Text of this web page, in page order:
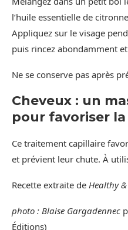
l’huile essentielle de
Appliquez sur le visage
puis rincez abondamment
Ne se conserve pas après
Cheveux : un
pour favoriser
Ce traitement capillaire
et prévient leur chute. À
Recette extraite de Healthy
photo : Blaise Gargadennec
Éditions)